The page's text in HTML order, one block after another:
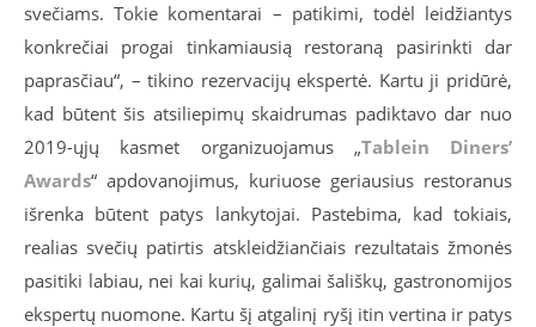
svečiams. Tokie komentarai – patikimi, todėl leidžiantys
konkrečiai progai tinkamiausią restoraną pasirinkti dar
paprasčiau“, – tikino rezervacijų ekspertė. Kartu ji pridūrė,
kad būtent šis atsiliepimų skaidrumas padiktavo dar nuo
2019-ųjų kasmet organizuojamus „Tablein Diners’
Awards“ apdovanojimus, kuriuose geriausius restoranus
išrenka būtent patys lankytojai. Pastebima, kad tokiais,
realias svečių patirtis atskleidžiančiais rezultatais žmonės
pasitiki labiau, nei kai kurių, galimai šališkų, gastronomijos
ekspertų nuomone. Kartu šį atgalinį ryšį itin vertina ir patys